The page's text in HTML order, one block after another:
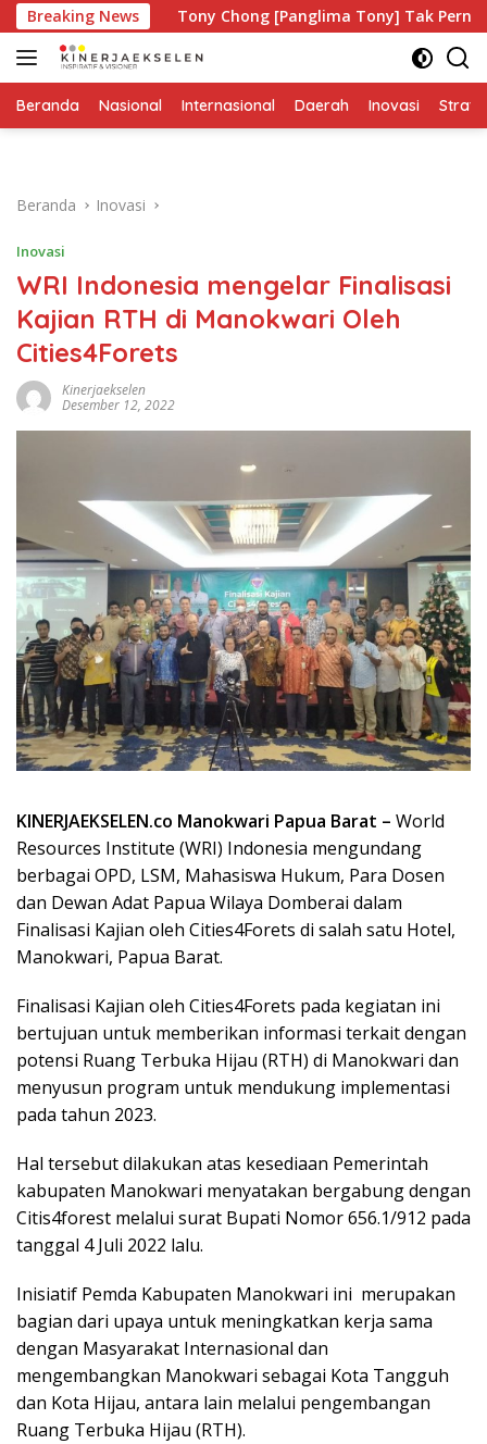
Langsung
ke
konten
Breaking NewsTony Chong [Panglima Tony] Tak Pernah Lelah
Beranda Nasional Internasional Daerah Inovasi
Beranda Inovasi
Inovasi
WRI Indonesia mengelar Finalisasi
Kajian RTH di Manokwari Oleh
Cities4Forets
Kinerjaekselen
Desember 12, 2022
KINERJAEKSELEN.co Manokwari Papua Barat – World
Resources Institute (WRI) Indonesia mengundang
berbagai OPD, LSM, Mahasiswa Hukum, Para Dosen
dan Dewan Adat Papua Wilaya Domberai dalam
Finalisasi Kajian oleh Cities4Forets di salah satu Hotel,
Manokwari, Papua Barat.
Finalisasi Kajian oleh Cities4Forets pada kegiatan ini
bertujuan untuk memberikan informasi terkait dengan
potensi Ruang Terbuka Hijau (RTH) di Manokwari dan
menyusun program untuk mendukung implementasi
pada tahun 2023.
Hal tersebut dilakukan atas kesediaan Pemerintah
kabupaten Manokwari menyatakan bergabung dengan
Citis4forest melalui surat Bupati Nomor 656.1/912 pada
tanggal 4 Juli 2022 lalu.
Inisiatif Pemda Kabupaten Manokwari ini merupakan
bagian dari upaya untuk meningkatkan kerja sama
dengan Masyarakat Internasional dan
mengembangkan Manokwari sebagai Kota Tangguh
dan Kota Hijau, antara lain melalui pengembangan
Ruang Terbuka Hijau (RTH).